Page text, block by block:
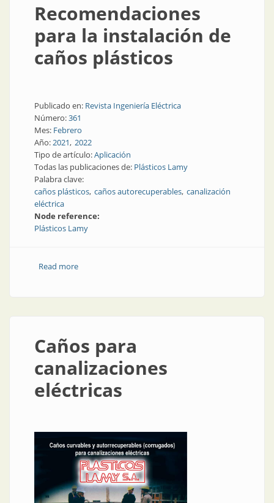
Recomendaciones
para la instalación de
caños plásticos
Publicado en: Revista Ingeniería Eléctrica
Número:361
Mes: Febrero
Año:2021 2022
Tipo de artículo:Aplicación
Todas las publicaciones de: Plásticos Lamy
Palabra clave:
caños plásticos caños autorecuperables canalización
eléctrica
Node reference:
Plásticos Lamy
Read moreabout Recomendaciones para la instalación de caños
Caños para
canalizaciones
eléctricas